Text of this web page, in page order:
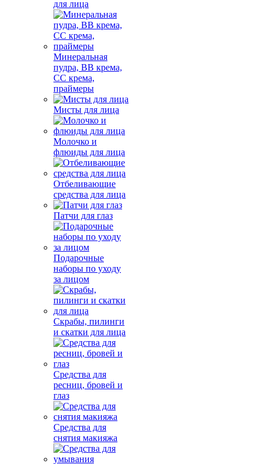
для лица
Минеральная
пудра, BB крема,
СС крема,
праймеры
Мисты для лица
Молочко и
флюиды для лица
Отбеливающие
средства для лица
Патчи для глаз
Подарочные
наборы по уходу
за лицом
Скрабы, пилинги
и скатки для лица
Средства для
ресниц, бровей и
глаз
Средства для
снятия макияжа